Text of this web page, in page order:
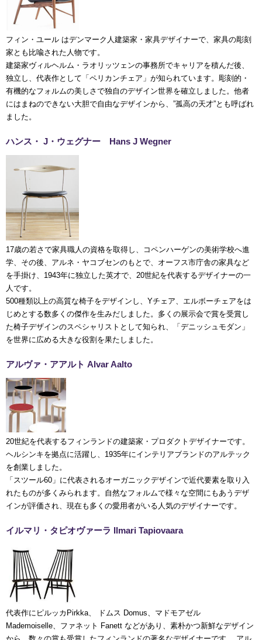
フィン・ユール はデンマーク人建築家・家具デザイナーで、家具の彫刻
家とも比喩された人物です。
建築家ヴィルヘルム・ラオリッツェンの事務所でキャリアを積んだ後、
独立し、代表作として「ペリカンチェア」が知られています。彫刻的・
有機的なフォルムの美しさで独自のデザイン世界を確立しました。他者
にはまねのできない大胆で自由なデザインから、”孤高の天才”とも呼ばれ
ました。
ハンス・ J・ウェグナー Hans J Wegner
17歳の若さで家具職人の資格を取得し、コペンハーゲンの美術学校へ進
学、その後、アルネ・ヤコブセンのもとで、オーフス市庁舎の家具など
を手掛け、1943年に独立した英才で、20世紀を代表するデザイナーの一
人です。
500種類以上の高質な椅子をデザインし、Yチェア、エルボーチェアをは
じめとする数多くの傑作を生みだしました。多くの展示会で賞を受賞し
た椅子デザインのスペシャリストとして知られ、「デニッシュモダン」
を世界に広める大きな役割を果たしました。
アルヴァ・アアルト Alvar Aalto
20世紀を代表するフィンランドの建築家・プロダクトデザイナーです。
ヘルシンキを拠点に活躍し、1935年にインテリアブランドのアルテック
を創業しました。
「スツール60」に代表されるオーガニックデザインで近代要素を取り入
れたものが多くみられます。自然なフォルムで様々な空間にもあうデザ
インが評価され、現在も多くの愛用者がいる人気のデザイナーです。
イルマリ・タピオヴァーラ Ilmari Tapiovaara
代表作にピルッカPirkka、 ドムス Domus、マドモアゼル
Mademoiselle、ファネット Fanett などがあり、素朴かつ新鮮なデザイン